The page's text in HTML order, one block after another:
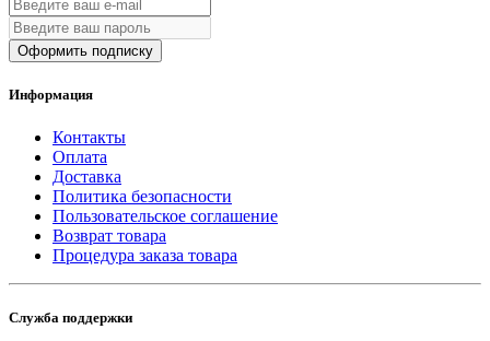
Оформить подписку
Информация
Контакты
Оплата
Доставка
Политика безопасности
Пользовательское соглашение
Возврат товара
Процедура заказа товара
Служба поддержки